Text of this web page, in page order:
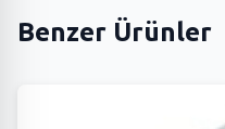
Benzer Ürünler